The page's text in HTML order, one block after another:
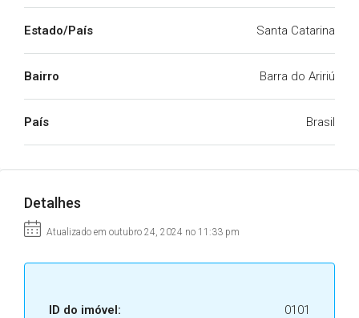
Estado/País Santa Catarina
Bairro Barra do Aririú
País Brasil
Detalhes
Atualizado em outubro 24, 2024 no 11:33 pm
ID do imóvel: 0101